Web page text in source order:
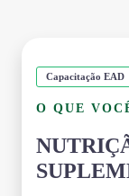
Capacitação EAD
O QUE